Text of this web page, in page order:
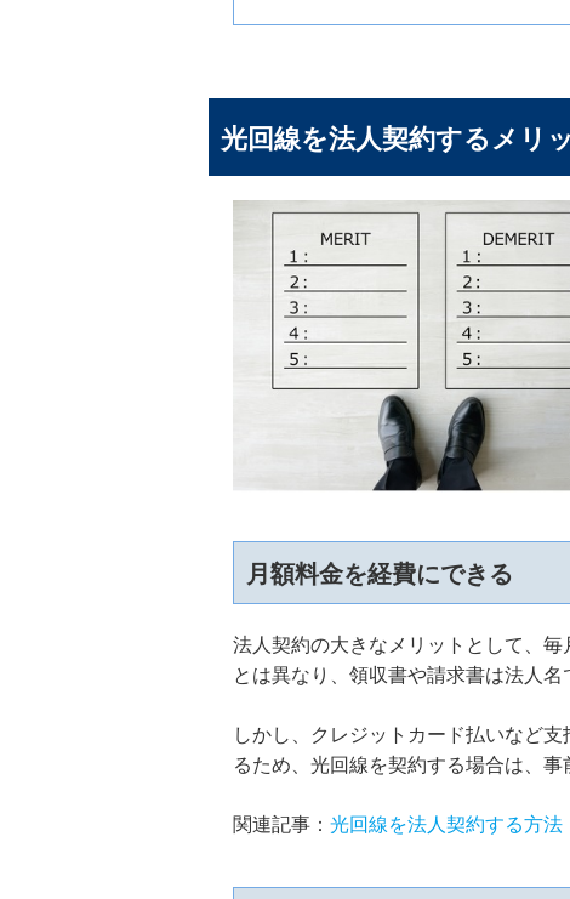
光回線を法人契約するメリ
月額料金を経費にできる
法人契約の大きなメリットとして、
とは異なり、領収書や請求書は法人
しかし、クレジットカード払いなど
るため、光回線を契約する場合は、
関連記事： 光回線を法人契約する方